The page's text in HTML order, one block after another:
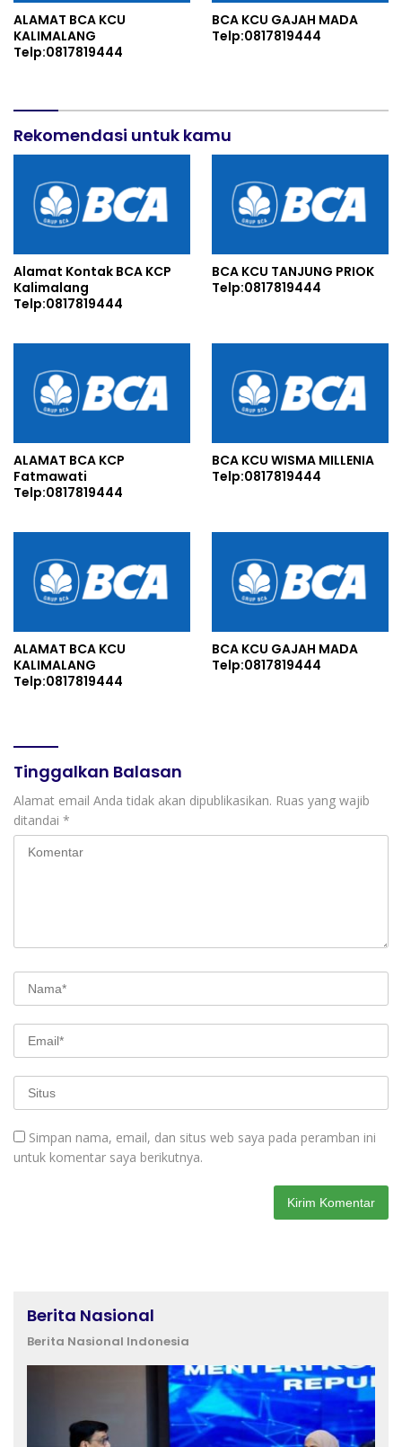
ALAMAT BCA KCU
KALIMALANG
Telp:0817819444
BCA KCU GAJAH MADA
Telp:0817819444
Rekomendasi untuk kamu
Alamat Kontak BCA KCP
Kalimalang
Telp:0817819444
BCA KCU TANJUNG PRIOK
Telp:0817819444
ALAMAT BCA KCP
Fatmawati
Telp:0817819444
BCA KCU WISMA MILLENIA
Telp:0817819444
ALAMAT BCA KCU
KALIMALANG
Telp:0817819444
BCA KCU GAJAH MADA
Telp:0817819444
Tinggalkan Balasan
Alamat email Anda tidak akan dipublikasikan. Ruas yang wajib
ditandai *
Simpan nama, email, dan situs web saya pada peramban ini
untuk komentar saya berikutnya.
Berita Nasional
Berita Nasional Indonesia